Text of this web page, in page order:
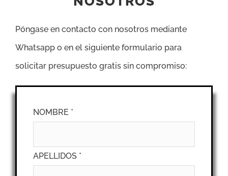
Póngase en contacto con nosotros mediante
Whatsapp o en el siguiente formulario para
solicitar presupuesto gratis sin compromiso:
NOMBRE *
APELLIDOS *